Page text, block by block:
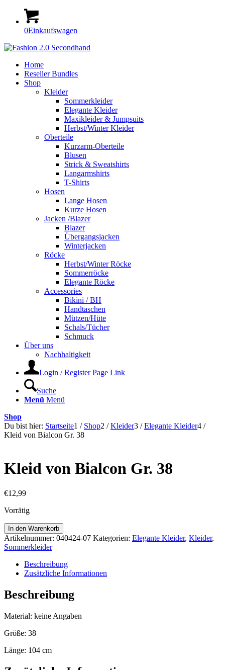
0Einkaufswagen
Home
Reseller Bundles
Shop
Kleider
Sommerkleider
Elegante Kleider
Maxikleider & Jumpsuits
Herbst/Winter Kleider
Oberteile
Kurzarm-Oberteile
Blusen
Strick & Sweatshirts
Langarmshirts
T-Shirts
Hosen
Lange Hosen
Kurze Hosen
Jacken /Blazer
Blazer
Übergangsjacken
Winterjacken
Röcke
Herbst/Winter Röcke
Sommerröcke
Elegante Röcke
Accessories
Bikini / BH
Handtaschen
Mützen/Hüte
Schals/Tücher
Schmuck
Über uns
Nachhaltigkeit
Login / Register Page Link
Suche
Menü Menü
Shop
Du bist hier: Startseite1 / Shop2 / Kleider3 / Elegante Kleider4 /
Kleid von Bialcon Gr. 38
Kleid von Bialcon Gr. 38
€12,99
Vorrätig
Kleid
von
Bialcon
Menge
In den Warenkorb
Artikelnummer: 040424-07 Kategorien: Elegante Kleider, Kleider,
Sommerkleider
Beschreibung
Zusätzliche Informationen
Beschreibung
Material: keine Angaben
Größe: 38
Länge: 104 cm